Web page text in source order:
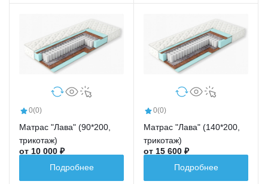
0(0)
Матрас "Лава" (90*200,
трикотаж)
от 10 000 ₽
Подробнее
0(0)
Матрас "Лава" (140*200,
трикотаж)
от 15 600 ₽
Подробнее